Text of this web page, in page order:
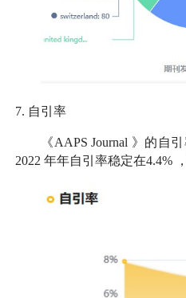
7. 自引率
《AAPS Journal 》的自
2022 年年自引率稳定在4.4%